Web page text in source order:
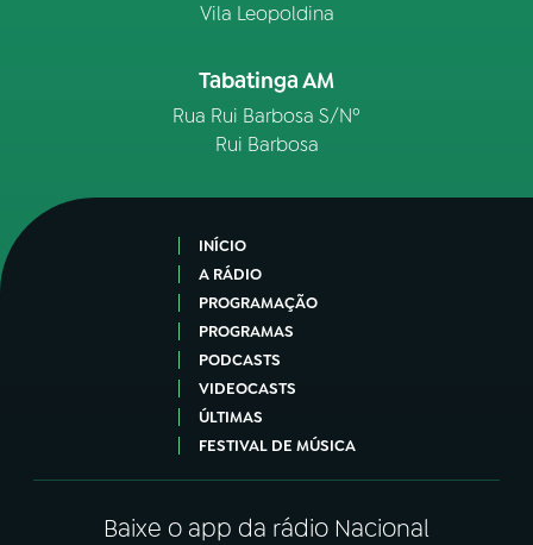
Vila Leopoldina
Tabatinga AM
Rua Rui Barbosa S/Nº
Rui Barbosa
INÍCIO
A RÁDIO
PROGRAMAÇÃO
PROGRAMAS
PODCASTS
VIDEOCASTS
ÚLTIMAS
FESTIVAL DE MÚSICA
Baixe o app da rádio Nacional